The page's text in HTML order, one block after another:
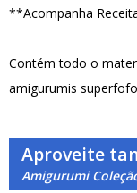
**Acompanha
Contém todo o
amigurumis
Aproveite
Amigurumi